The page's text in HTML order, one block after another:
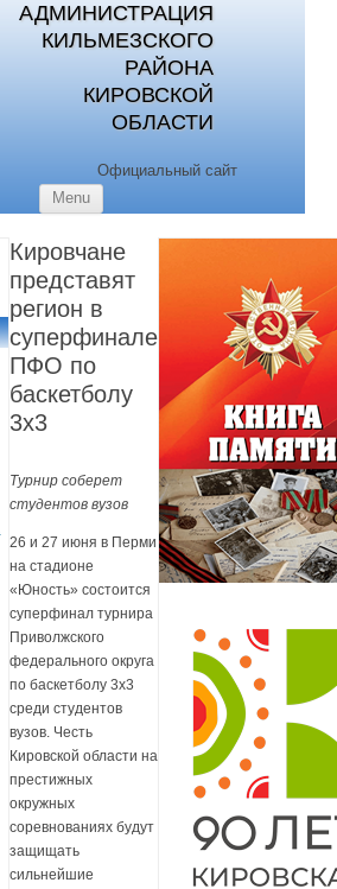
АДМИНИСТРАЦИЯ
КИЛЬМЕЗСКОГО
РАЙОНА
КИРОВСКОЙ
ОБЛАСТИ
Официальный сайт
Menu
Кировчане
представят
регион в
суперфинале
ПФО по
баскетболу
3х3
Турнир соберет
студентов вузов
26 и 27 июня в Перми
на стадионе
«Юность» состоится
суперфинал турнира
Приволжского
федерального округа
по баскетболу 3х3
среди студентов
вузов. Честь
Кировской области на
престижных
окружных
соревнованиях будут
защищать
сильнейшие